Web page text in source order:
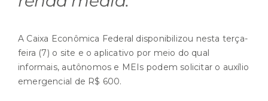
A Caixa Econômica Federal disponibilizou nesta terça-
feira (7) o site e o aplicativo por meio do qual
informais, autônomos e MEIs podem solicitar o auxílio
emergencial de R$ 600.